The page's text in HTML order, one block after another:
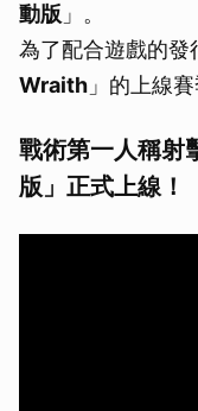
動版 」。
為了配合遊戲的發
Wraith 」的上線
戰術第一人稱射
版」正式上線！